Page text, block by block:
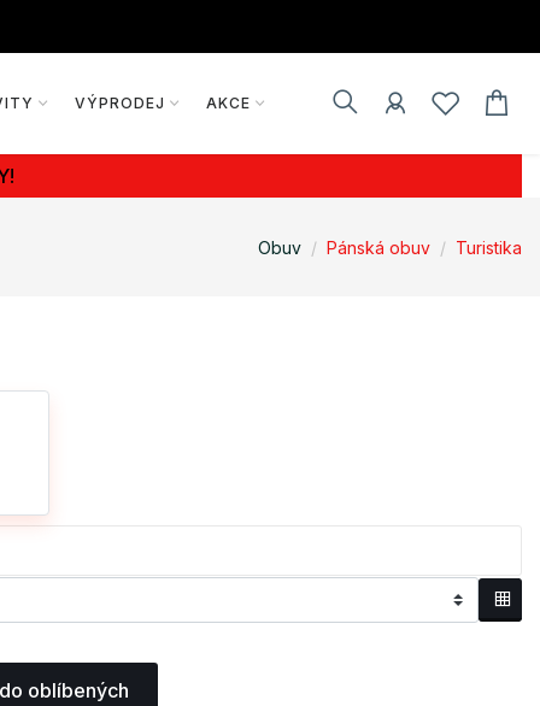
VÝPRODEJ AKCE
Obuv Pánská obuv Turistika
oblíbených